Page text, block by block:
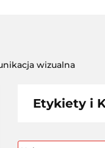
wizualna
Etykiety i